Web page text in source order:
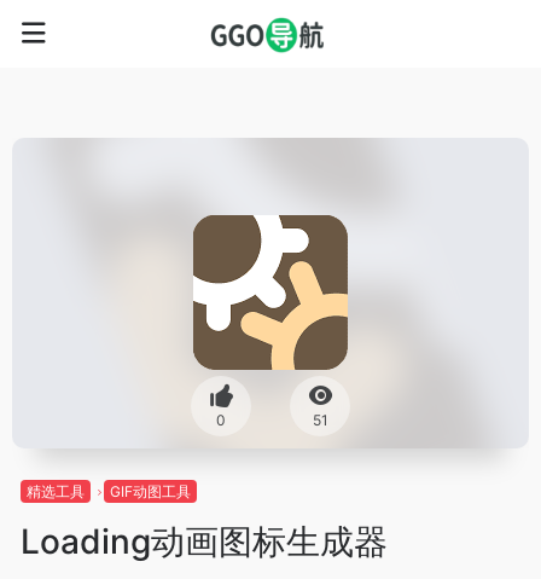
0 51
精选工具 GIF动图工具
Loading动画图标生成器